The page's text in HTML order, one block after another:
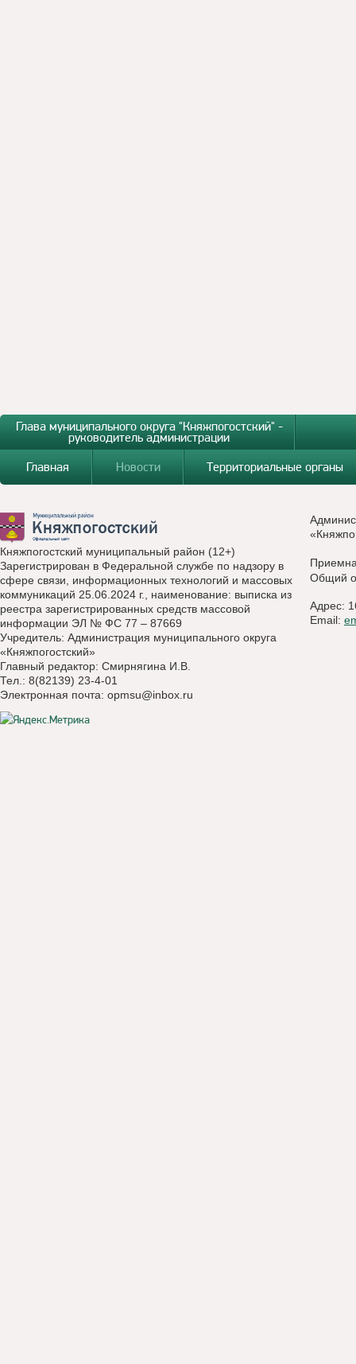
Глава муниципального округа "Княжпогостский" -
руководитель администрации
Главная
Новости Территориальные органы
Княжпогостский муниципальный район (12+)
Зарегистрирован в Федеральной службе по надзору в
сфере связи, информационных технологий и массовых
коммуникаций 25.06.2024 г., наименование: выписка из
реестра зарегистрированных средств массовой
информации ЭЛ № ФС 77 – 87669
Учредитель: Администрация муниципального округа
«Княжпогостский»
Главный редактор: Смирнягина И.В.
Тел.: 8(82139) 23-4-01
Электронная почта: opmsu@inbox.ru
Общий
Адрес:
Email: